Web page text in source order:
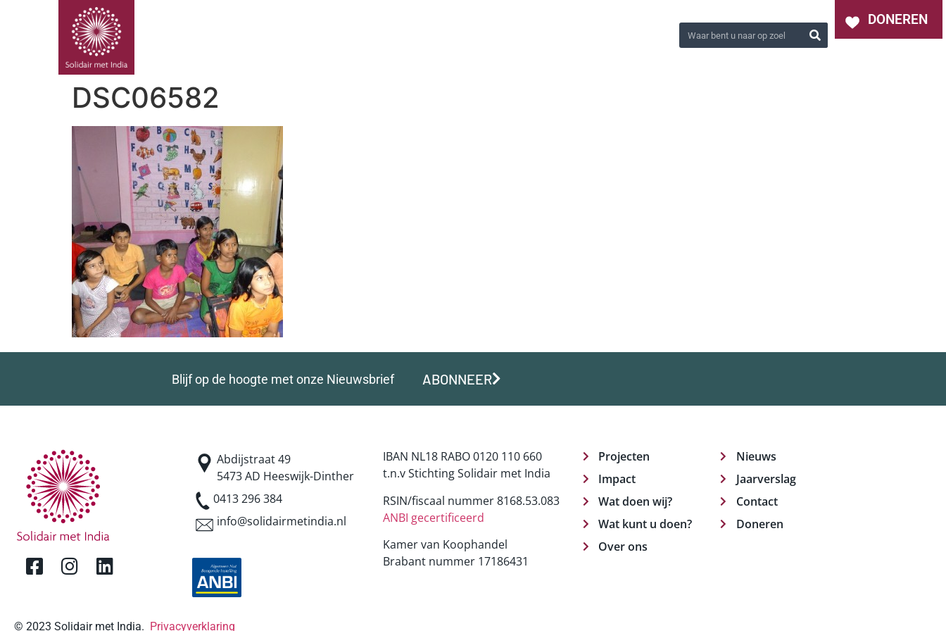
DONEREN
DSC06582
Blijf op de hoogte met onze Nieuwsbrief ABONNEER
Abdijstraat 49
5473 AD Heeswijk-Dinther
0413 296 384
info@solidairmetindia.nl
IBAN NL18 RABO 0120 110 660
t.n.v Stichting Solidair met India
RSIN/fiscaal nummer 8168.53.083
ANBI gecertificeerd
Kamer van Koophandel
Brabant nummer 17186431
Projecten
Impact
Wat doen wij?
Wat kunt u doen?
Over ons
Nieuws
Jaarverslag
Contact
Doneren
© 2023 Solidair met India. Privacyverklaring